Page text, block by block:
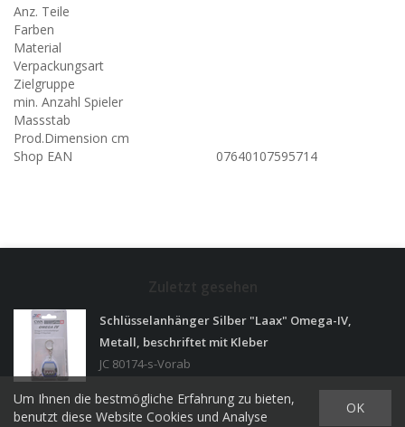
Anz. Teile
Farben
Material
Verpackungsart
Zielgruppe
min. Anzahl Spieler
Massstab
Prod.Dimension cm
Shop EAN
07640107595714
Schlüsselanhänger Silber "Laax" Omega-IV,
Metall, beschriftet mit Kleber
JC 80174-s-Vorab
OK
Um Ihnen die bestmögliche Erfahrung zu bieten,
benutzt diese Website Cookies und Analyse